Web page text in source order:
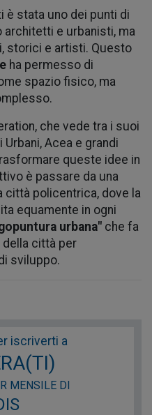
è stata uno dei punti di
e urbanisti, ma
storici e artisti. Questo
ha permesso di
spazio fisico, ma
che vede tra i suoi
Acea e grandi
queste idee in
è passare da una
città policentrica, dove la
equamente in ogni
urbana" che fa
città per
sviluppo.
iscriverti a
MENSILE DI